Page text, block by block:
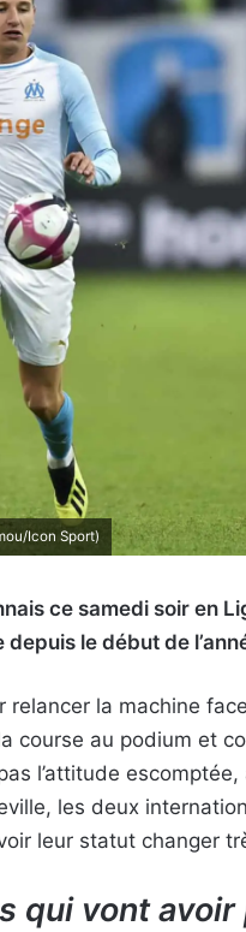
Icon Sport)
ce samedi soir en
le début de
relancer la machine
course au podium et
l’attitude escomptée,
les deux
leur statut changer
qui vont avoir